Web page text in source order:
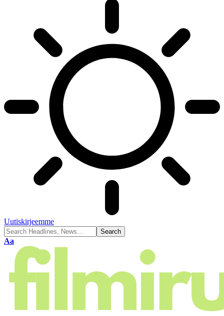
Uutiskirjeemme
Font
Resizer
Aa